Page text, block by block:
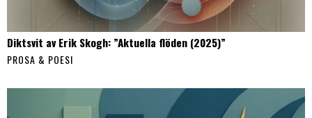
Diktsvit av Erik Skogh: ”Aktuella flöden (2025)”
PROSA & POESI